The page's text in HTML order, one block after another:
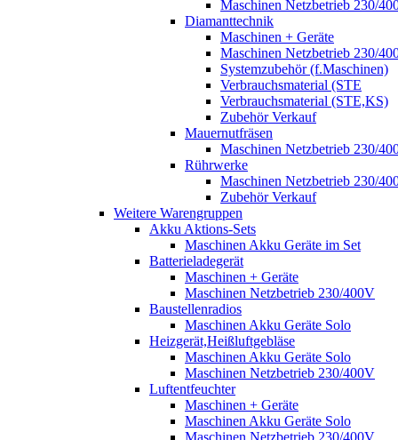
Maschinen Netzbetrieb 230/
Diamanttechnik
Maschinen + Geräte
Maschinen Netzbetrieb 230/
Systemzubehör (f.Maschinen)
Verbrauchsmaterial (STE
Verbrauchsmaterial (STE,KS)
Zubehör Verkauf
Mauernutfräsen
Maschinen Netzbetrieb 230/
Rührwerke
Maschinen Netzbetrieb 230/
Zubehör Verkauf
Weitere Warengruppen
Akku Aktions-Sets
Maschinen Akku Geräte im Set
Batterieladegerät
Maschinen + Geräte
Maschinen Netzbetrieb 230/400V
Baustellenradios
Maschinen Akku Geräte Solo
Heizgerät,Heißluftgebläse
Maschinen Akku Geräte Solo
Maschinen Netzbetrieb 230/400V
Luftentfeuchter
Maschinen + Geräte
Maschinen Akku Geräte Solo
Maschinen Netzbetrieb 230/400V